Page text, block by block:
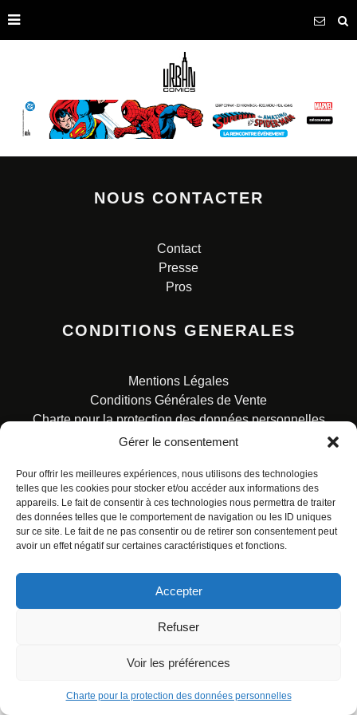
Gérer le consentement
Pour offrir les meilleures expériences, nous utilisons des technologies
telles que les cookies pour stocker et/ou accéder aux informations des
appareils. Le fait de consentir à ces technologies nous permettra de traiter
des données telles que le comportement de navigation ou les ID uniques
sur ce site. Le fait de ne pas consentir ou de retirer son consentement peut
avoir un effet négatif sur certaines caractéristiques et fonctions.
Accepter
Refuser
Voir les préférences
Charte pour la protection des données personnelles
NOUS CONTACTER
Contact
Presse
Pros
CONDITIONS GENERALES
Mentions Légales
Conditions Générales de Vente
Charte pour la protection des données personnelles
© ALL RIGHTS RESERVED. URBAN COMICS POUR LES
ÉDITIONS FRANÇAISES.